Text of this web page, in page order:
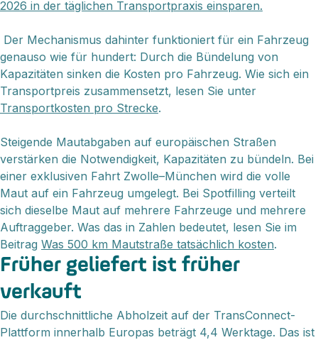
2026 in der täglichen Transportpraxis einsparen.
Der Mechanismus dahinter funktioniert für ein Fahrzeug
genauso wie für hundert: Durch die Bündelung von
Kapazitäten sinken die Kosten pro Fahrzeug. Wie sich ein
Transportpreis zusammensetzt, lesen Sie unter
Transportkosten pro Strecke.
Steigende Mautabgaben auf europäischen Straßen
verstärken die Notwendigkeit, Kapazitäten zu bündeln. Bei
einer exklusiven Fahrt Zwolle–München wird die volle
Maut auf ein Fahrzeug umgelegt. Bei Spotfilling verteilt
sich dieselbe Maut auf mehrere Fahrzeuge und mehrere
Auftraggeber. Was das in Zahlen bedeutet, lesen Sie im
Beitrag Was 500 km Mautstraße tatsächlich kosten.
Früher geliefert ist früher
verkauft
Die durchschnittliche Abholzeit auf der TransConnect-
Plattform innerhalb Europas beträgt 4,4 Werktage. Das ist